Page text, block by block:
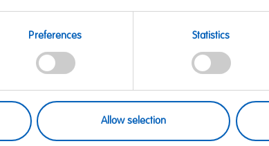
Preferences Statistics
Allow selection
Stärke; Gelatine;
Natriummalat;
Rettich, Süßkartoffel, Apfel,
Zitrone;
Weizen enthalten.
Nährwerte
Energie:
Fett:
davon